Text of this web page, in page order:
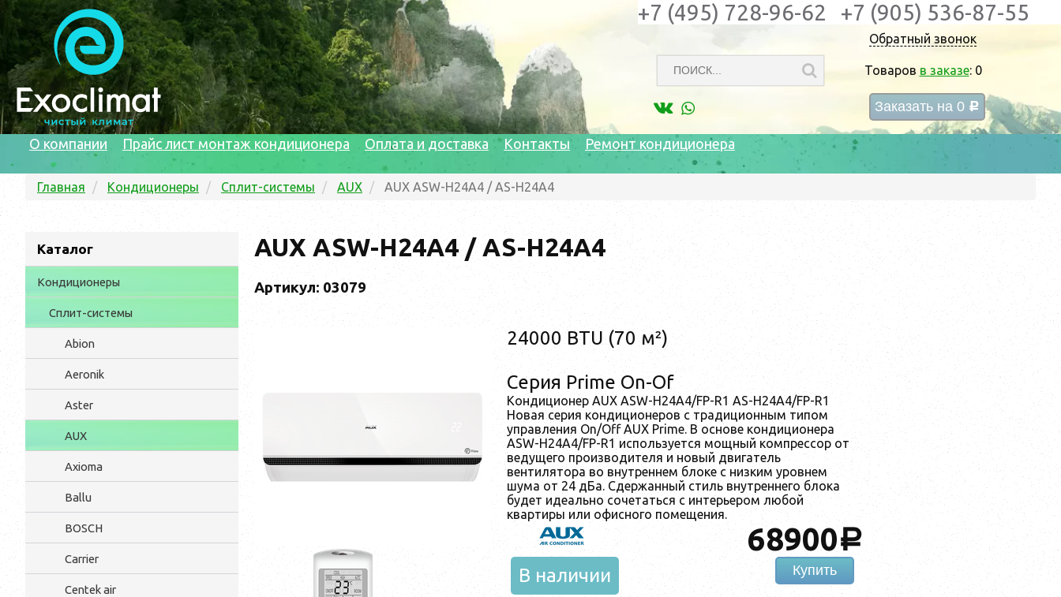
Обратный звонок
Товаров в заказе: 0
Заказать на 0 c
+7 (495) 728-96-62 +7 (905) 536-87-55
О компании Прайс лист монтаж кондиционера Оплата и доставка Контакты Ремонт кондиционера
Главная Кондиционеры Сплит-системы AUX AUX ASW-H24A4 / AS-H24A4
Каталог
Кондиционеры
Сплит-системы
Abion
Aeronik
Aster
AUX
Axioma
Ballu
BOSCH
Carrier
Centek air
AUX ASW-H24A4 / AS-H24A4
Артикул: 03079
24000 BTU (70 м²)
Серия Prime On-Of
Кондиционер AUX ASW-H24A4/FP-R1 AS-H24A4/FP-R1
Новая серия кондиционеров с традиционным типом
управления On/Off AUX Prime. В основе кондиционера
ASW-H24A4/FP-R1 используется мощный компрессор от
ведущего производителя и новый двигатель
вентилятора во внутреннем блоке с низким уровнем
шума от 24 дБа. Сдержанный стиль внутреннего блока
будет идеально сочетаться с интерьером любой
квартиры или офисного помещения.
68900a
Купить
В наличии